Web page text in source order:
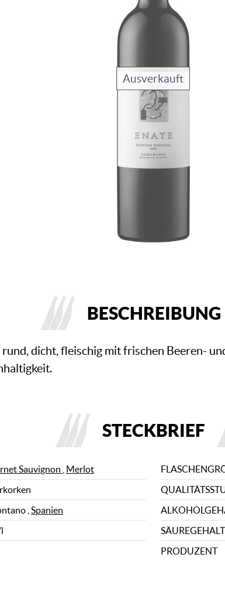
Ausverkauft
BESCHREIBUNG
dicht, fleischig mit frischen Beeren-
STECKBRIEF
Sauvignon Merlot
, Spanien
SÄUREGEHALT
PRODUZENT